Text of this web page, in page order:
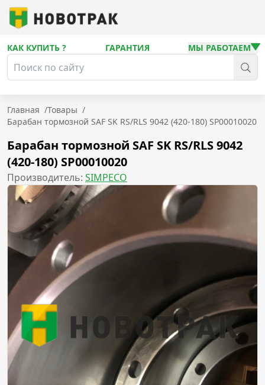
КАК КУПИТЬ ? ГАРАНТИЯ МЫ РАБОТАЕМ
Главная /Товары /
Барабан тормозной SAF SK RS/RLS 9042 (420-180) SP00010020
Барабан тормозной SAF SK RS/RLS 9042
(420-180) SP00010020
Производитель: SIMPECO